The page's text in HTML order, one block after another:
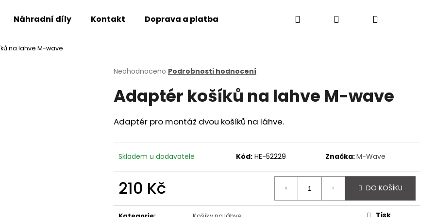
Náhradní díly Kontakt Doprava a platba Hledat PřihlášeníNákupní
na lahve M-wave
Průměrné
produktu
je
z
5
Neohodnoceno Podrobnosti hodnocení
Adaptér košíků na lahve M-wave
Adaptér pro montáž dvou košíků na láhve.
Skladem u dodavatele Kód: HE-52229 Značka:M-Wave
210 Kč
cena:
DO KOŠÍKU
Tisk
Co potřebujete najít?
HLEDAT
Následující